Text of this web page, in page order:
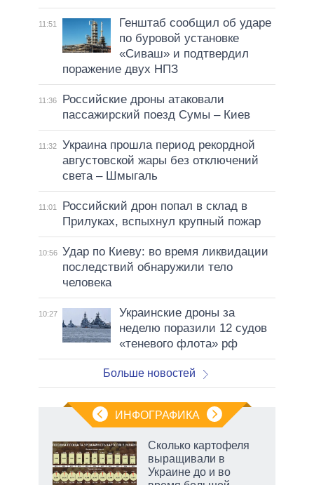
11:51
Генштаб сообщил об ударе
по буровой установке
«Сиваш» и подтвердил
поражение двух НПЗ
11:36
Российские дроны атаковали
пассажирский поезд Сумы – Киев
11:32
Украина прошла период рекордной
августовской жары без отключений
света – Шмыгаль
11:01
Российский дрон попал в склад в
Прилуках, вспыхнул крупный пожар
10:56 Удар по Киеву: во время ликвидации
последствий обнаружили тело
человека
10:27
Украинские дроны за
неделю поразили 12 судов
«теневого флота» рф
Больше новостей
ИНФОГРАФИКА
Сколько картофеля
выращивали в
Украине до и во